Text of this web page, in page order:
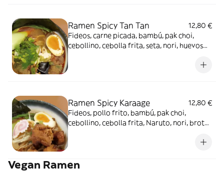
Ramen Spicy Tan Tan
12,80 €
Fideos, carne picada, bambú, pak choi,
cebollino, cebolla frita, seta, nori, huevos
Ramen Spicy Karaage
12,80 €
Fideos, pollo frito, bambú, pak choi,
cebollino, cebolla frita, Naruto, nori, brotes
Vegan Ramen